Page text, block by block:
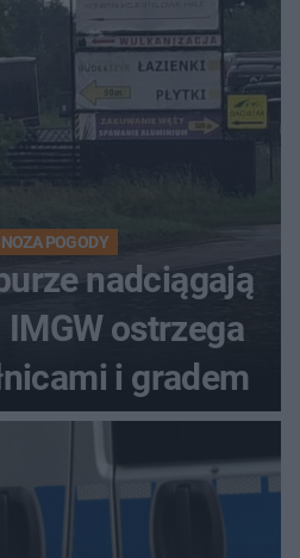
POGODY
nadciągają
ostrzega
i gradem